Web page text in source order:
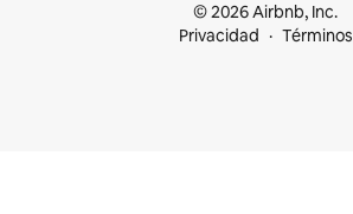
© 2026 Airbnb, Inc.
Privacidad
Términos